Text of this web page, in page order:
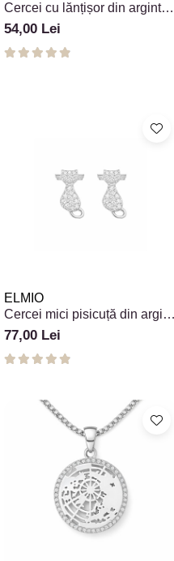
Cercei cu lănțișor din argint
925 și pandantiv steluță
54,00 Lei
ELMIO
Cercei mici pisicuță din argint
925 cu pietre
77,00 Lei